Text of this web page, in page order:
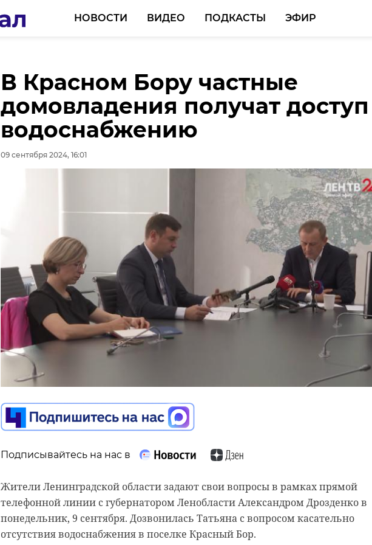
НОВОСТИ ВИДЕО ПОДКАСТЫ ЭФИР
В Красном Бору частные
домовладения получат
водоснабжению
09 сентября 2024, 16:01
Подписывайтесь на нас в
Жители Ленинградской области задают свои вопросы в рамках прямой
телефонной линии с губернатором Ленобласти Александром Дрозденко в
понедельник, 9 сентября. Дозвонилась Татьяна с вопросом касательно
отсутствия водоснабжения в поселке Красный Бор.
Памятную стелу в
хотят обновить до конца года
09 сентября 2024, 16:01
Подписывайтесь на нас в
Губернатор Ленобласти Александр Дрозденко отвечает на вопросы
Подпорожья касательно стелы в честь открытия Верхне-Свирской ГЭС в
городе, у которой любят проводить различные мероприятия.
Объект нуждается в реставрации, отметил звонивший.